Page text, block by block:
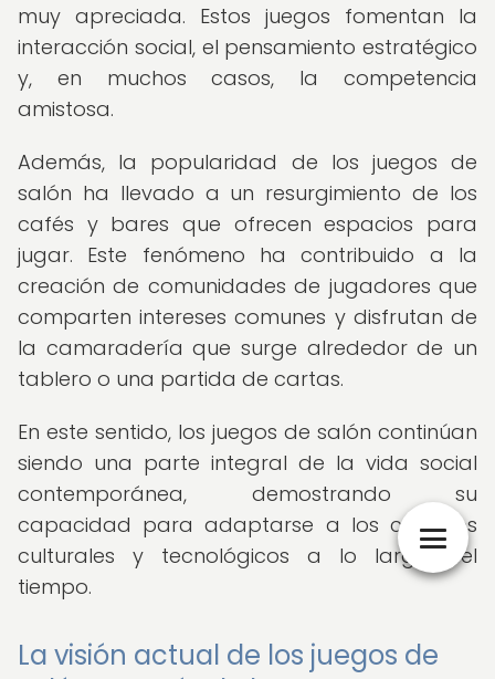
muy apreciada. Estos juegos fomentan la
interacción social, el pensamiento estratégico
y, en muchos casos, la competencia
amistosa.
Además, la popularidad de los juegos de
salón ha llevado a un resurgimiento de los
cafés y bares que ofrecen espacios para
jugar. Este fenómeno ha contribuido a la
creación de comunidades de jugadores que
comparten intereses comunes y disfrutan de
la camaradería que surge alrededor de un
tablero o una partida de cartas.
En este sentido, los juegos de salón continúan
siendo una parte integral de la vida social
contemporánea, demostrando su
capacidad para adaptarse a los cambios
culturales y tecnológicos a lo largo del
tiempo.
La visión actual de los juegos de